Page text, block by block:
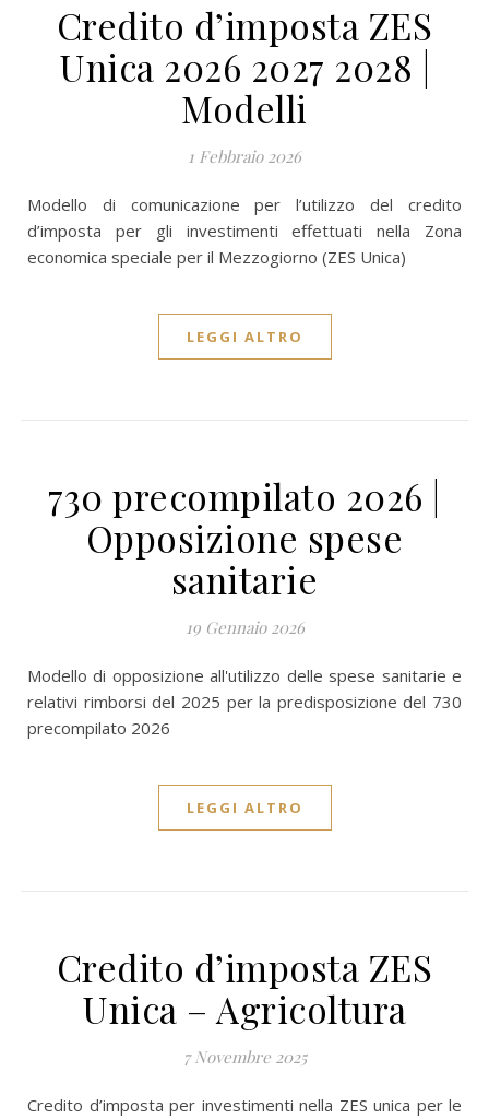
Credito d’imposta ZES
Unica 2026 2027 2028 |
Modelli
1 Febbraio 2026
Modello di comunicazione per l’utilizzo del credito
d’imposta per gli investimenti effettuati nella Zona
economica speciale per il Mezzogiorno (ZES Unica)
LEGGI ALTRO
730 precompilato 2026 |
Opposizione spese
sanitarie
19 Gennaio 2026
Modello di opposizione all'utilizzo delle spese sanitarie e
relativi rimborsi del 2025 per la predisposizione del 730
precompilato 2026
LEGGI ALTRO
Credito d’imposta ZES
Unica – Agricoltura
7 Novembre 2025
Credito d’imposta per investimenti nella ZES unica per le